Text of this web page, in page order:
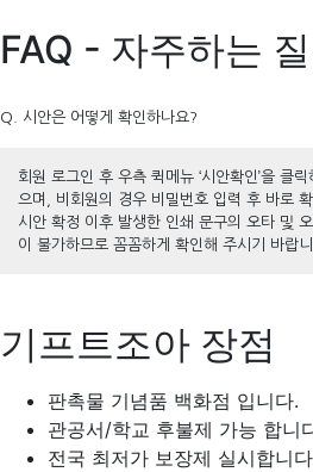
FAQ - 자주하는
Q. 시안은 어떻게 확인하나요?
회원 로그인 후 우측 퀵메뉴 ‘시안확인’을 클
으며, 비회원의 경우 비밀번호 입력 후 바로
시안 확정 이후 발생한 인쇄 문구의 오타 및
이 불가하므로 꼼꼼하게 확인해 주시기 바랍니
기프트조아 장점
판촉물 기념품 백화점 입니다.
관공서/학교 후불제 가능 합니
전국 최저가 보장제 실시합니